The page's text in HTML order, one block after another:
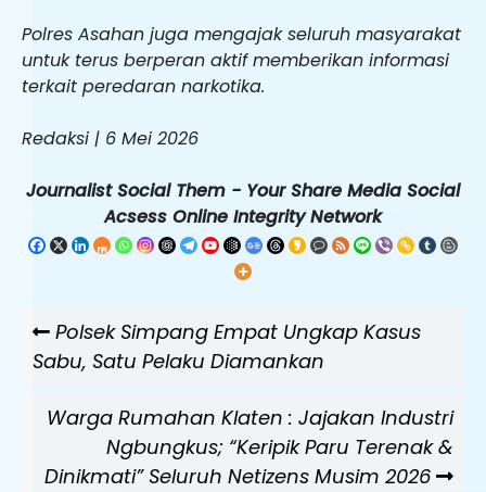
Polres Asahan juga mengajak seluruh masyarakat
untuk terus berperan aktif memberikan informasi
terkait peredaran narkotika.
Redaksi | 6 Mei 2026
Journalist Social Them - Your Share Media Social
Acsess Online Integrity Network
posPrevious
Post
Polsek Simpang Empat Ungkap Kasus
Sabu, Satu Pelaku Diamankan
Next
Warga Rumahan Klaten : Jajakan Industri
Ngbungkus; “Keripik Paru Terenak &
Dinikmati” Seluruh Netizens Musim 2026